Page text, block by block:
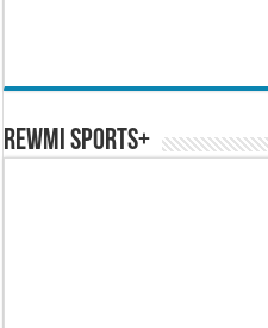
REWMI SPORTS+